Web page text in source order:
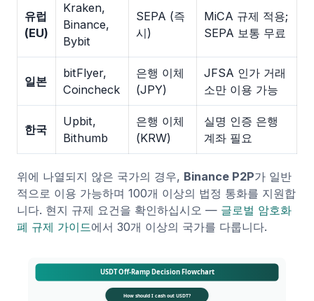
유럽
(EU)
Kraken,
Binance,
Bybit
SEPA (즉
시)
MiCA 규제 적용;
SEPA 보통 무료
일본
bitFlyer,
Coincheck
은행 이체
(JPY)
JFSA 인가 거래
소만 이용 가능
한국
Upbit,
Bithumb
은행 이체
(KRW)
실명 인증 은행
계좌 필요
위에 나열되지 않은 국가의 경우, Binance P2P가 일반
적으로 이용 가능하며 100개 이상의 법정 통화를 지원합
니다. 현지 규제 요건을 확인하십시오 — 글로벌 암호화
폐 규제 가이드에서 30개 이상의 국가를 다룹니다.